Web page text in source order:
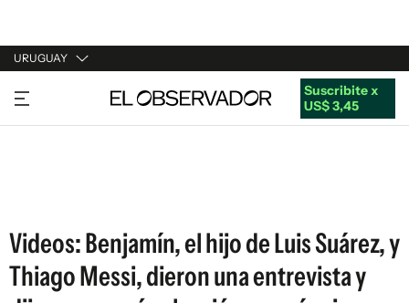
URUGUAY
URUGUAY
ARGENTINA
Suscribite x
US$ 3,45
Videos: Benjamín, el hijo de Luis Suárez, y
Thiago Messi, dieron una entrevista y